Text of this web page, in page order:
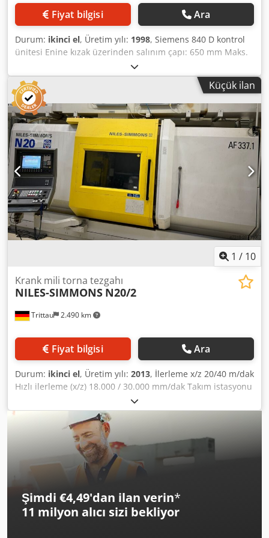
Fiyat bilgisi Ara
Durum: ikinci el, Üretim yılı: 1998, Siemens 840 D kontrol
ünitesi Enine kızak üzerinden salınım çapı: 650 mm Maks.
devir: 3800 dak⁻¹ Ön rulmandaki mil çapı: 150 mm Mil
deliği: 92 mm Mil başı: A8 DIN55026 Takım istasyonu
sayısı: 2x 12 pozisyon Takım tutucu: VDI 40 Makine ağırlığı:
yaklaşık 7,0 t Crsdpfxsx I Simo Af Eof Makinalar,
değerlendirmemize göre iyi kullanılmış durumda olup,
randevu ile enerji altında çalışırken incelenebilir. Teknik
özellikler: - Nominal uzunluk: 1500 mm Aksesuarlar: - Talaş
konveyörü - Felsomat yükleme sistemi - Ayarlanabilir aynalı
chuck - Freze gövdesi 2 adet aynı tip makine mevcuttur.
Aksesuarlar, görsellerdeki takımlar ve bağlama aparatları,
yalnızca ek bilgilerde belirtilmişse teslimata dahildir.
Teknik verilere ilişkin değişiklik ve yanlışlıklar ile ara satış
hakkı saklıdır!
Küçük ilan
1 / 10
Trittau 2.490 km
Krank mili torna tezgahı
NILES-SIMMONS N20/2
Fiyat bilgisi Ara
Durum: ikinci el, Üretim yılı: 2013, İlerleme x/z 20/40 m/dak
Hızlı ilerleme (x/z) 18.000 / 30.000 mm/dak Takım istasyonu
sayısı: 12 Crsdex Ik Tdepfx Af Ejf Takım tutucu VDI 50
Değerlendirmemize göre makine, iyi kullanılmış durumda
olup, randevu ile enerji altında görülebilir. 2 adet makine
mevcuttur. Aksesuarlar, görüntüdeki takımlar ve bağlama
elemanları ancak ek bilgilerde belirtilmişse teslimata
dahildir. Teknik bilgilerdeki değişiklik ve hatalar ile ara
satış hakkı saklıdır!
Şimdi €4,49'dan ilan verin*
11 milyon alıcı sizi bekliyor